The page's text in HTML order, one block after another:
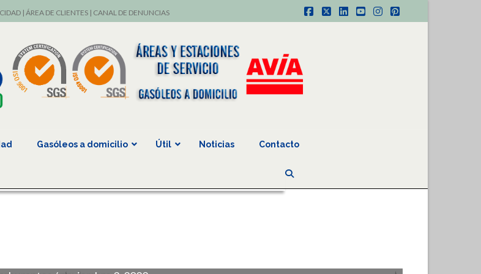
| ÁREA DE CLIENTES| CANAL DE DENUNCIAS
Facebook
X LinkedIn
YouTube
Instagram
Pinterest
Gasóleos a domicilio Útil Noticias Contacto